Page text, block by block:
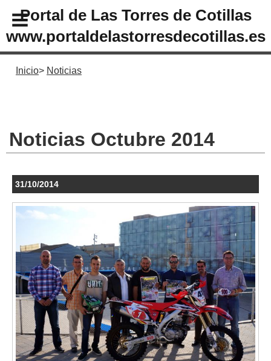
Portal de Las Torres de Cotillas
www.portaldelastorresdecotillas.es
Inicio Noticias
Noticias Octubre 2014
31/10/2014